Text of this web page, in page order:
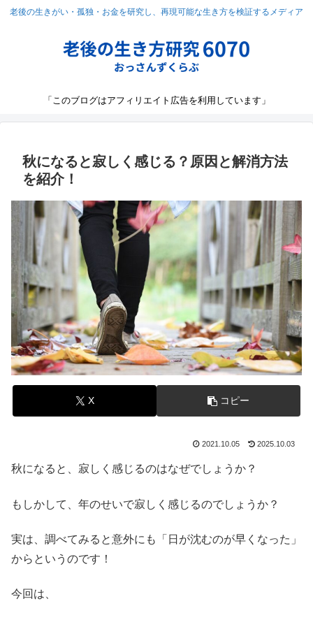
老後の生きがい・孤独・お金を研究し、再現可能な生き方を検証するメディア
「このブログはアフィリエイト広告を利用しています」
秋になると寂しく感じる？原因と解消方法
を紹介！
X コピー
2021.10.05 2025.10.03
秋になると、寂しく感じるのはなぜでしょうか？
もしかして、年のせいで寂しく感じるのでしょうか？
実は、調べてみると意外にも「日が沈むのが早くなった」
からというのです！
今回は、